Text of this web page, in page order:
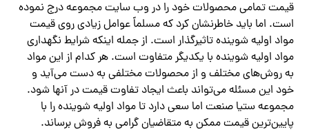
قیمت تمامی محصولات خود را در وب سایت مجموعه درج نموده
است. اما باید خاطرنشان کرد که مسلماً عوامل زیادی روی قیمت
مواد اولیه شوینده تاثیرگذار است. از جمله اینکه شرایط نگهداری
مواد اولیه شوینده با یکدیگر متفاوت است. هر کدام از این مواد
به روش‌های مختلف و از محصولات مختلفی به دست می‌آید و
خود این مسئله می‌تواند باعث ایجاد تفاوت قیمت در آنها شود.
مجموعه ستیا صنعت اما سعی دارد تا مواد اولیه شوینده را با
پایین‌ترین قیمت ممکن به متقاضیان گرامی به فروش برساند.